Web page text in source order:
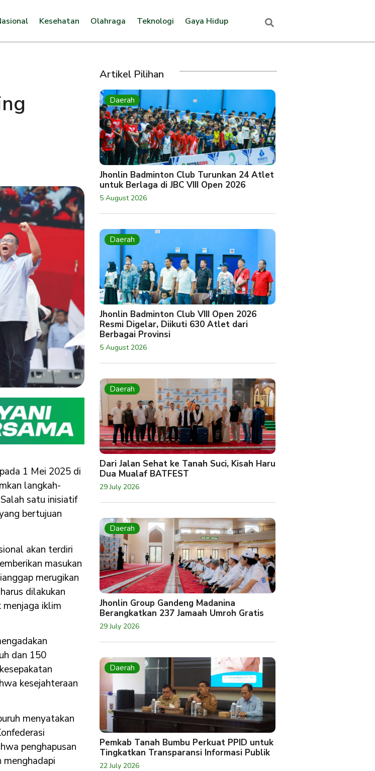
Kesehatan Olahraga Teknologi Gaya Hidup
1 Mei 2025 di
langkah-
satu inisiatif
bertujuan
akan terdiri
masukan
merugikan
dilakukan
iklim
dan 150
kesejahteraan
menyatakan
penghapusan
Artikel Pilihan
Daerah
Jhonlin Badminton Club Turunkan 24 Atlet
untuk Berlaga di JBC VIII Open 2026
5 August 2026
Daerah
Jhonlin Badminton Club VIII Open 2026
Resmi Digelar, Diikuti 630 Atlet dari
Berbagai Provinsi
5 August 2026
Daerah
Dari Jalan Sehat ke Tanah Suci, Kisah Haru
Dua Mualaf BATFEST
29 July 2026
Daerah
Jhonlin Group Gandeng Madanina
Berangkatkan 237 Jamaah Umroh Gratis
29 July 2026
Daerah
Pemkab Tanah Bumbu Perkuat PPID untuk
Tingkatkan Transparansi Informasi Publik
22 July 2026